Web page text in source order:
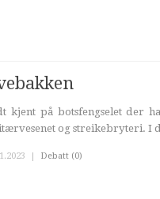
kjent på botsfengselet der
og streikebryteri. I
| Debatt (0)